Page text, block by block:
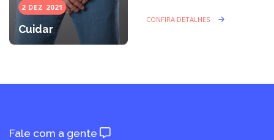
2 DEZ 2021
Cuidar
CONFIRA DETALHES
Fale com a gente